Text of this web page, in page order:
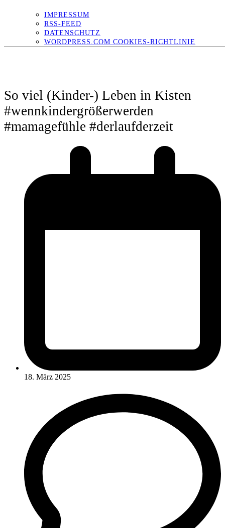
IMPRESSUM
RSS-FEED
DATENSCHUTZ
WORDPRESS.COM COOKIES-RICHTLINIE
So viel (Kinder-) Leben in Kisten
#wennkindergrößerwerden
#mamagefühle #derlaufderzeit
18. März 2025